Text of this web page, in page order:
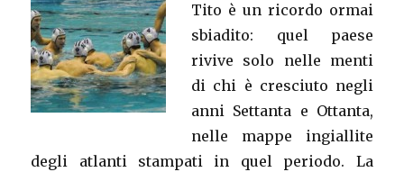
Tito è un ricordo ormai
sbiadito: quel paese
rivive solo nelle menti
di chi è cresciuto negli
anni Settanta e Ottanta,
nelle mappe ingiallite
degli atlanti stampati in quel periodo. La